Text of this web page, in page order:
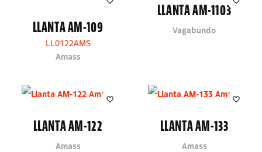
LLANTA AM-109
LL0122AMS
Amass
LLANTA AM-1103
Vagabundo
LLANTA AM-122
Amass
LLANTA AM-133
Amass